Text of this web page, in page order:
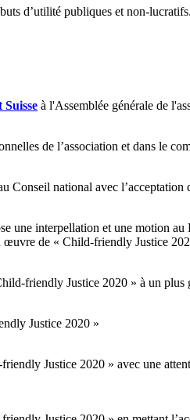
d’utilité publiques et non-
Suisse à l'Assemblée générale de
de l’association et dans le
Conseil national avec
une interpellation et une motion
œuvre de « Child-friendly Justice
friendly Justice 2020 » à un plus
Justice 2020 »
Justice 2020 » avec une